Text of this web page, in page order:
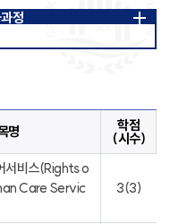
정
명 학점
(시수)
서비스(Rights o
Care Servic
3(3)